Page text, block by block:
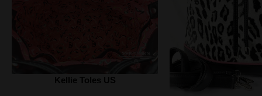
Kellie Toles US